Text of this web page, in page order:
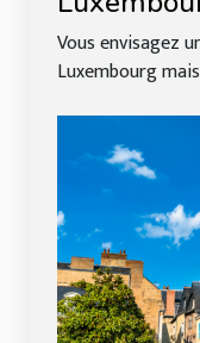
l'agence
Léiw !
Vous envisagez
Luxembourg